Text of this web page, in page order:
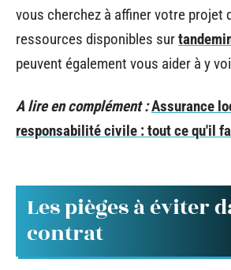
vous cherchez à affiner votre projet
ressources disponibles sur
peuvent également vous aider à y
A lire en complément :Assurance
responsabilité civile : tout ce qu'il
Les pièges à éviter
contrat